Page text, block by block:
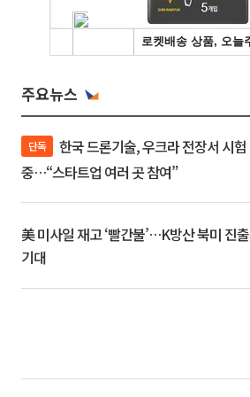
주요뉴스
단독
중…“스타트업 여러 곳 참여”
美 미사일 재고 ‘빨간불’…K방산 북미 진출
기대